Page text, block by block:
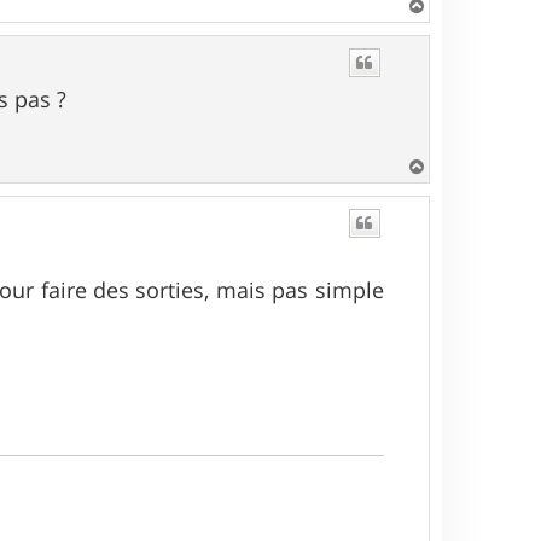
a
pas ?
a
faire des sorties, mais pas simple